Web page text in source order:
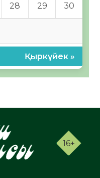
28 29 30
Қыркүйек »
16+